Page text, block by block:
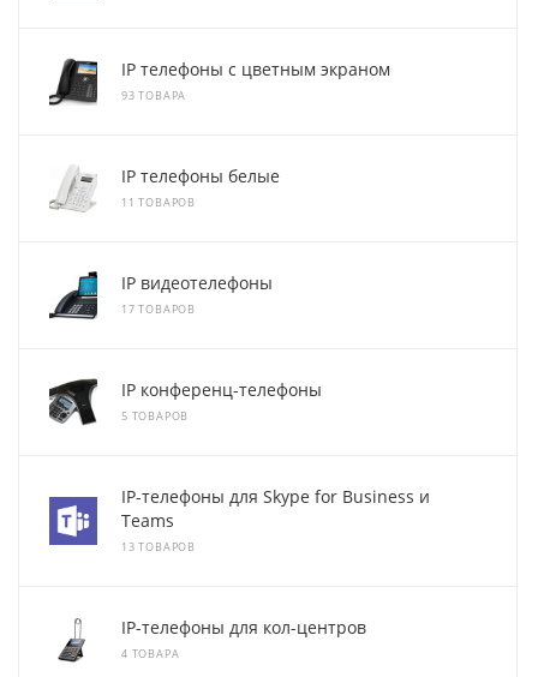
IP телефоны с цветным экраном
93 ТОВАРА
IP телефоны белые
11 ТОВАРОВ
IP видеотелефоны
17 ТОВАРОВ
IP конференц-телефоны
5 ТОВАРОВ
IP-телефоны для Skype for Business и
Teams
13 ТОВАРОВ
IP-телефоны для кол-центров
4 ТОВАРА